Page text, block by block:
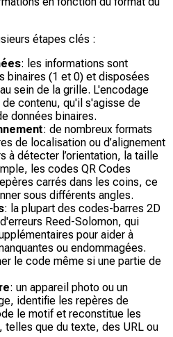
étapes clés :
: les informations sont
binaires (1 et 0) et disposées
sein de la grille. L'encodage
contenu, qu'il s'agisse de
données binaires.
: de nombreux formats
de localisation ou d’alignement
à détecter l’orientation, la taille
les codes QR Codes
carrés dans les coins, ce
sous différents angles.
: la plupart des codes-barres 2D
Reed-Solomon, qui
pour aider à
ou endommagées.
le code même si une partie de
: un appareil photo ou un
identifie les repères de
le motif et reconstitue les
telles que du texte, des URL ou